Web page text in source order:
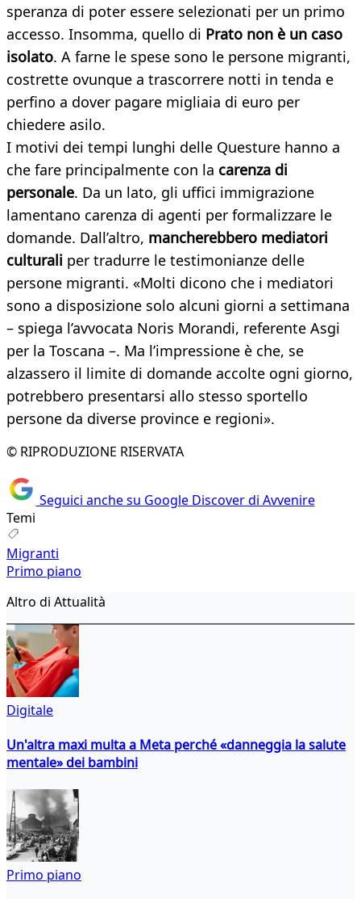
speranza di poter essere selezionati per un primo
accesso. Insomma, quello di Prato non è un caso
isolato. A farne le spese sono le persone migranti,
costrette ovunque a trascorrere notti in tenda e
perfino a dover pagare migliaia di euro per
chiedere asilo.
I motivi dei tempi lunghi delle Questure hanno a
che fare principalmente con la carenza di
personale. Da un lato, gli uffici immigrazione
lamentano carenza di agenti per formalizzare le
domande. Dall’altro, mancherebbero mediatori
culturali per tradurre le testimonianze delle
persone migranti. «Molti dicono che i mediatori
sono a disposizione solo alcuni giorni a settimana
– spiega l’avvocata Noris Morandi, referente Asgi
per la Toscana –. Ma l’impressione è che, se
alzassero il limite di domande accolte ogni giorno,
potrebbero presentarsi allo stesso sportello
persone da diverse province e regioni».
© RIPRODUZIONE RISERVATA
Seguici anche su Google Discover di Avvenire
Temi
Migranti
Primo piano
Altro di Attualità
Digitale
Un'altra maxi multa a Meta perché «danneggia la salute
mentale» dei bambini
Primo piano